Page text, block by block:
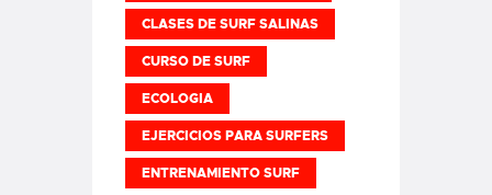
CLASES DE SURF SALINAS
CURSO DE SURF
ECOLOGIA
EJERCICIOS PARA SURFERS
ENTRENAMIENTO SURF